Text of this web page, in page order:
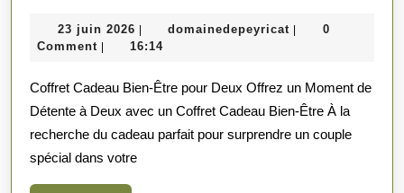
Deux
Offrez
un
Coffret
23 juin 2026 23
juin
domainedepeyricat
0
Comment
16:14
Coffret Cadeau Bien-Être pour Deux Offrez un Moment de
Détente à Deux avec un Coffret Cadeau Bien-Être À la
recherche du cadeau parfait pour surprendre un couple
spécial dans votre